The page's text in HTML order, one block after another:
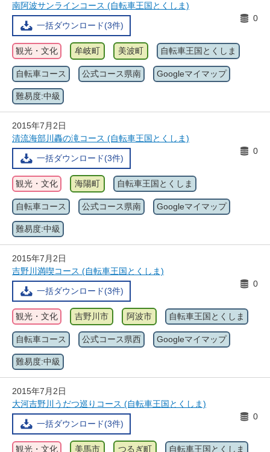
南阿波サンラインコース (自転車王国とくしま)
一括ダウンロード(3件)
0
観光・文化 牟岐町 美波町 自転車王国とくしま
自転車コース 公式コース県南 Googleマイマップ
難易度:中級
2015年7月2日
清流海部川轟の滝コース (自転車王国とくしま)
一括ダウンロード(3件)
0
観光・文化 海陽町 自転車王国とくしま
自転車コース 公式コース県南 Googleマイマップ
難易度:中級
2015年7月2日
吉野川満喫コース (自転車王国とくしま)
一括ダウンロード(3件)
0
観光・文化 吉野川市 阿波市 自転車王国とくしま
自転車コース 公式コース県西 Googleマイマップ
難易度:中級
2015年7月2日
大河吉野川うだつ巡りコース (自転車王国とくしま)
一括ダウンロード(3件)
0
観光・文化 美馬市 つるぎ町 自転車王国とくしま